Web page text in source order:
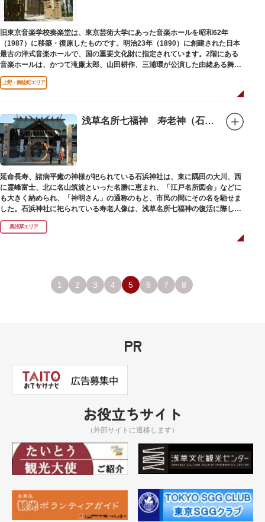
旧東京音楽学校奏楽堂は、東京芸術大学にあった音楽ホールを昭和62年
（1987）に移築・復原したものです。明治23年（1890）に創建された日本
最古の洋式音楽ホールで、国の重要文化財に指定されています。2階にある
音楽ホールは、かつて滝廉太郎、山田耕作、三浦環が公演した由緒ある舞台
です。
上野・御徒町エリア
浅草名所七福神 寿老神（石浜神社）
延命長寿、諸病平癒の神様が祀られている石浜神社は、東に隅田の大川、西
に霊峰富士、北に名山筑波といった名勝に恵まれ、「江戸名所図会」などに
も大きく納められ、「神明さん」の通称のもと、市民の間にその名を馳せま
した。石浜神社に祀られている寿老人像は、浅草名所七福神の復活に際し、
延命長寿の神として奉安されたものです。
奥浅草エリア
1 2 3 4 5 6 7 8
PR
お役立ちサイト
（外部サイトに遷移します）